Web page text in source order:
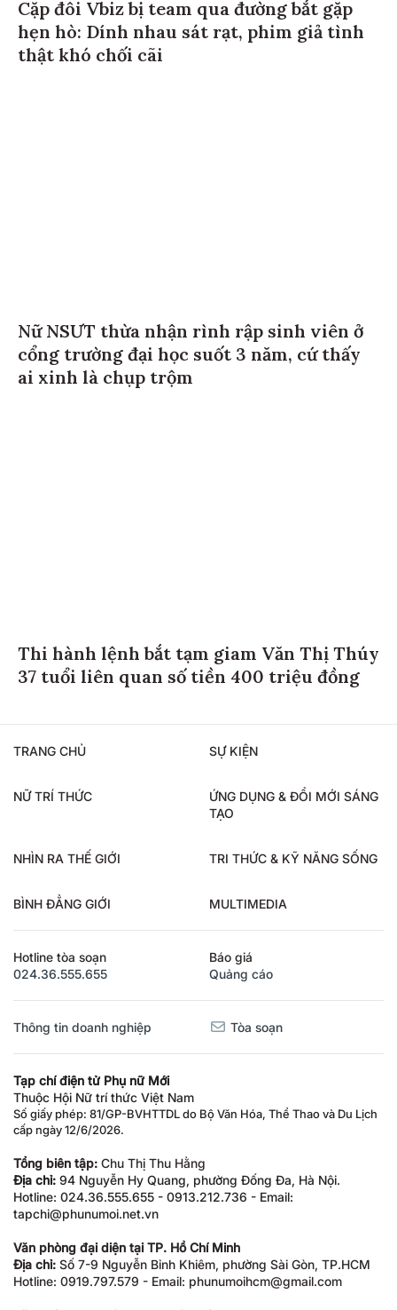
Cặp đôi Vbiz bị team qua đường bắt gặp
hẹn hò: Dính nhau sát rạt, phim giả tình
thật khó chối cãi
Nữ NSƯT thừa nhận rình rập sinh viên ở
cổng trường đại học suốt 3 năm, cứ thấy
ai xinh là chụp trộm
Thi hành lệnh bắt tạm giam Văn Thị Thúy
37 tuổi liên quan số tiền 400 triệu đồng
TRANG CHỦ SỰ KIỆN
NỮ TRÍ THỨC
ỨNG DỤNG & ĐỔI MỚI SÁNG
TẠO
NHÌN RA THẾ GIỚI TRI THỨC & KỸ NĂNG SỐNG
BÌNH ĐẲNG GIỚI MULTIMEDIA
Hotline tòa soạn
024.36.555.655
Báo giá
Quảng cáo
Thông tin doanh nghiệp Tòa soạn
Tạp chí điện tử Phụ nữ Mới
Thuộc Hội Nữ trí thức Việt Nam
Số giấy phép: 81/GP-BVHTTDL do Bộ Văn Hóa, Thể Thao và Du Lịch
cấp ngày 12/6/2026.
Tổng biên tập: Chu Thị Thu Hằng
Địa chỉ: 94 Nguyễn Hy Quang, phường Đống Đa, Hà Nội.
Hotline: 024.36.555.655 - 0913.212.736 - Email:
tapchi@phunumoi.net.vn
Văn phòng đại diện tại TP. Hồ Chí Minh
Địa chỉ: Số 7-9 Nguyễn Bỉnh Khiêm, phường Sài Gòn, TP.HCM
Hotline: 0919.797.579 - Email: phunumoihcm@gmail.com